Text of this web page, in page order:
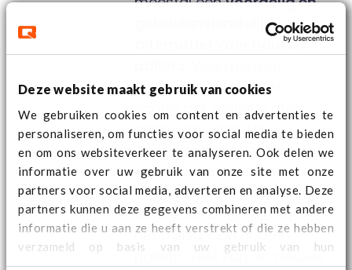
Deze website maakt gebruik van cookies
We gebruiken cookies om content en advertenties te
personaliseren, om functies voor social media te bieden
en om ons websiteverkeer te analyseren. Ook delen we
informatie over uw gebruik van onze site met onze
partners voor social media, adverteren en analyse. Deze
partners kunnen deze gegevens combineren met andere
informatie die u aan ze heeft verstrekt of die ze hebben
verzameld op basis van uw gebruik van hun
services. Kijkhiervoor aanvullende cookie informatie
gebruiksvriendelijk
alternatief voor houten
associëren kunststof
echter per definitie met
milieuvervuiling. Uit
onderzoek blijkt echter dat
deze pallets over het
algemeen niet slechter, en
vaak zelfs beter zijn voor
het milieu, dan houten
pallets. Veel van de nieuwe